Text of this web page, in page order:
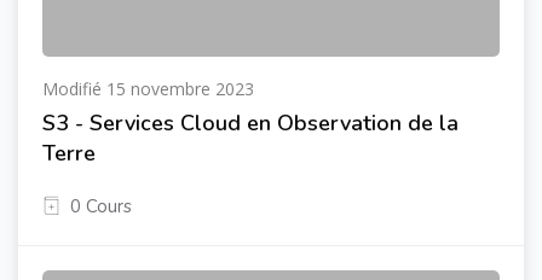
Modifié 15 novembre 2023
S3 - Services Cloud en Observation de la
Terre
0 Cours